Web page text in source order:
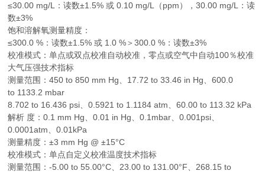
≤30.00 mg/L：读数±1.5% 或 0.10 mg/L（ppm），30.00 mg/L：读
数±3%
饱和溶解氧测量精度：
≤300.0 %：读数±1.5% 或 1.0 %＞300.0 %：读数±3%
校准模式：单点或双点校准自动校准，零点或空气中自动100％校准
大气压强技术指标
测量范围：450 to 850 mm Hg、17.72 to 33.46 in Hg、600.0
to 1133.2 mbar
8.702 to 16.436 psi、0.5921 to 1.1184 atm、60.00 to 113.32 kPa
解析 度：0.1 mm Hg、0.01 in Hg、0.1mbar、0.001psi、
0.0001atm、0.01kPa
测量精度：±3 mm Hg @ ±15°C
校准模式：单点自定义校准温度技术指标
测量范围：-5.00 to 55.00°C、23.00 to 131.00°F、268.15 to